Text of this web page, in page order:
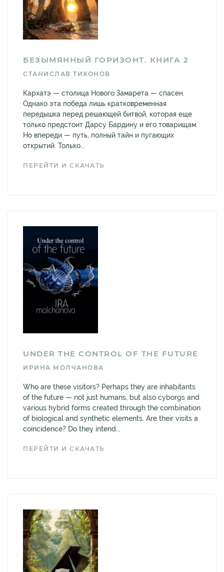
БЕЗЫМЯННЫЙ ГОРИЗОНТ. КНИГА 2
СТАНИСЛАВ ТИХОНОВ
Кархатэ — столица Нового Замарета — спасен.
Однако эта победа лишь кратковременная
передышка перед решающей битвой, которая еще
только предстоит Дарсу Бардину и его товарищам.
Но впереди — путь, полный тайн и пугающих
открытий. Только...
ПЕРЕЙТИ И СКАЧАТЬ
UNDER THE CONTROL OF THE FUTURE
ИРИНА МОЛЧАНОВА
Who are these visitors? Perhaps they are inhabitants
of the future — not just humans, but also cyborgs and
various hybrid forms created through the combination
of biological and synthetic elements. Are their visits a
coincidence? Do they intend...
ПЕРЕЙТИ И СКАЧАТЬ